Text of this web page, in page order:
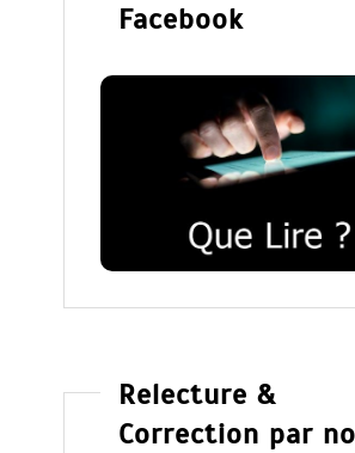
Facebook
Relecture &
Correction par